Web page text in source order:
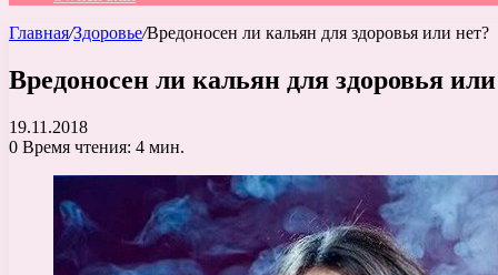
Главная/Здоровье/Вредоносен ли кальян для здоровья или нет?
Вредоносен ли кальян для здоровья
19.11.2018
0 Время чтения: 4 мин.